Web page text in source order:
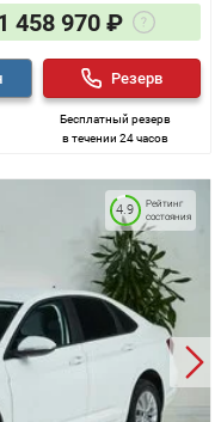
458 970 ₽
Бесплатный резерв
в течении 24 часов
Резерв
Рейтинг
состояния
4.9